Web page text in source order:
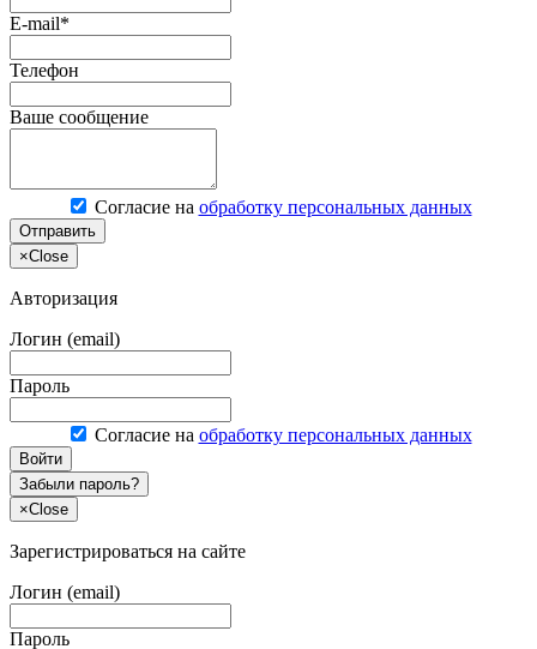
E-mail*
Телефон
Ваше сообщение
Согласие на обработку персональных данных
Отправить
×Close
Авторизация
Логин (email)
Пароль
Согласие на обработку персональных данных
Войти
Забыли пароль?
×Close
Зарегистрироваться на сайте
Логин (email)
Пароль